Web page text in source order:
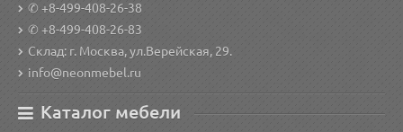
✆ +8-499-408-26-38
✆ +8-499-408-26-83
Склад: г. Москва, ул.Верейская, 29.
info@neonmebel.ru
Каталог мебели